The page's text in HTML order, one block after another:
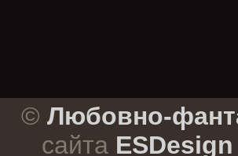
© Любовно-
сайта